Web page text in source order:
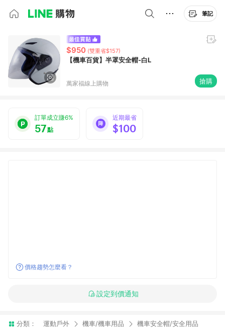
筆記
$950 (雙重省$157)
【機車百貨】半罩安全帽-白L
萬家福線上購物 搶購
訂單成立賺6%
57點
近期最省
$100
價格趨勢怎麼看？
設定到價通知
分類： 運動戶外 機車/機車用品 機車安全帽/安全用品